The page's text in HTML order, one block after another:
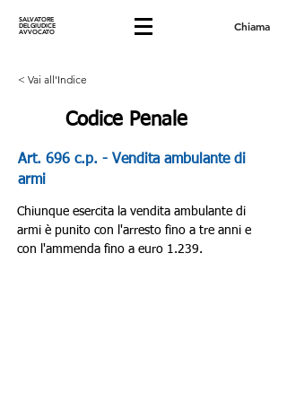
SALVATORE
DELGIUDICE
AVVOCATO Chiama
< Vai all'Indice
Codice Penale
Art. 696 c.p. - Vendita ambulante di
armi
Chiunque esercita la vendita ambulante di
armi è punito con l'arresto fino a tre anni e
con l'ammenda fino a euro 1.239.